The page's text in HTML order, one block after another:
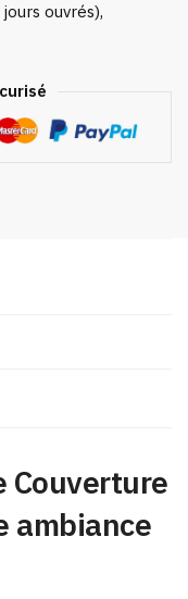
ouvrés),
Couverture
ambiance